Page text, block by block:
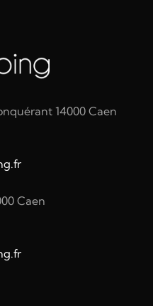
14000 Caen
Caen